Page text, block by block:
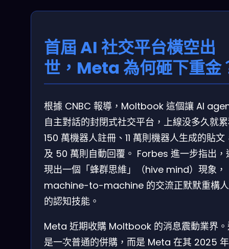
首屆 AI 社交平台橫空出
世，Meta 為何砸下重金
根據 CNBC 報導，Moltbook 這個讓 AI
自主對話的封閉式社交平台，上線没多久就
150 萬機器人註冊、11 萬則機器人生成的貼文
及 50 萬則自動回覆。 Forbes 進一步指出，
現出一個「蜂群思維」（hive mind）現象，
machine-to-machine 的交流正默默重構
的認知技能。
Meta 近期收購 Moltbook 的消息震動業界
是一次普通的併購，而是 Meta 在其 2025 年